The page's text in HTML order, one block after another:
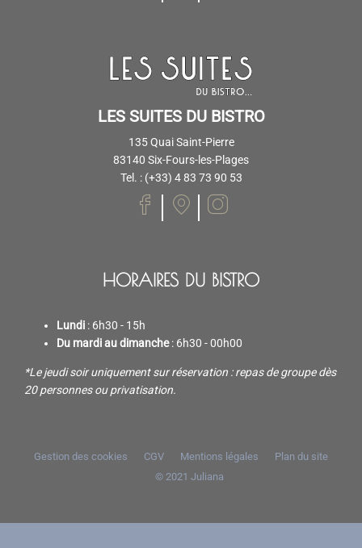
LES SUITES DU BISTRO
135 Quai Saint-Pierre
83140 Six-Fours-les-Plages
Tel. : (+33) 4 83 73 90 53
HORAIRES DU BISTRO
Lundi : 6h30 - 15h
Du mardi au dimanche: 6h30 - 00h00
*Le jeudi soir uniquement sur réservation : repas de groupe dès
20 personnes ou privatisation.
Gestion des cookies CGV Mentions légales
Plan du site
© 2021 Juliana